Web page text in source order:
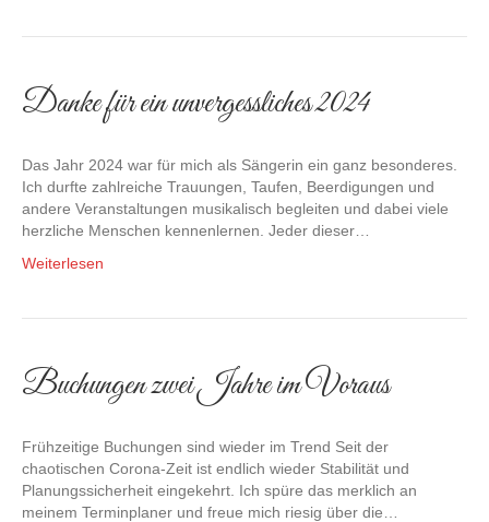
Danke für ein unvergessliches 2024
Das Jahr 2024 war für mich als Sängerin ein ganz besonderes.
Ich durfte zahlreiche Trauungen, Taufen, Beerdigungen und
andere Veranstaltungen musikalisch begleiten und dabei viele
herzliche Menschen kennenlernen. Jeder dieser…
Weiterlesen
Buchungen zwei Jahre im Voraus
Frühzeitige Buchungen sind wieder im Trend Seit der
chaotischen Corona-Zeit ist endlich wieder Stabilität und
Planungssicherheit eingekehrt. Ich spüre das merklich an
meinem Terminplaner und freue mich riesig über die…